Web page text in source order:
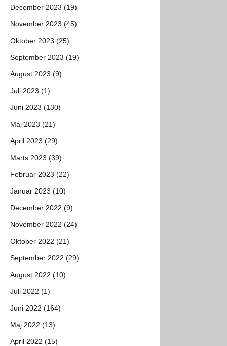
December 2023 (19)
November 2023 (45)
Oktober 2023 (25)
September 2023 (19)
August 2023 (9)
Juli 2023 (1)
Juni 2023 (130)
Maj 2023 (21)
April 2023 (29)
Marts 2023 (39)
Februar 2023 (22)
Januar 2023 (10)
December 2022 (9)
November 2022 (24)
Oktober 2022 (21)
September 2022 (29)
August 2022 (10)
Juli 2022 (1)
Juni 2022 (164)
Maj 2022 (13)
April 2022 (15)